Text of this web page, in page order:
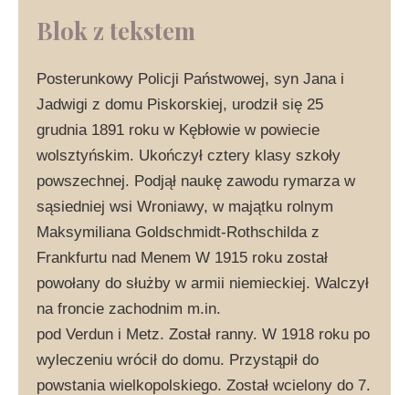
Blok z tekstem
Posterunkowy Policji Państwowej, syn Jana i
Jadwigi z domu Piskorskiej, urodził się 25
grudnia 1891 roku w Kębłowie w powiecie
wolsztyńskim. Ukończył cztery klasy szkoły
powszechnej. Podjął naukę zawodu rymarza w
sąsiedniej wsi Wroniawy, w majątku rolnym
Maksymiliana Goldschmidt-Rothschilda z
Frankfurtu nad Menem W 1915 roku został
powołany do służby w armii niemieckiej. Walczył
na froncie zachodnim m.in.
pod Verdun i Metz. Został ranny. W 1918 roku po
wyleczeniu wrócił do domu. Przystąpił do
powstania wielkopolskiego. Został wcielony do 7.